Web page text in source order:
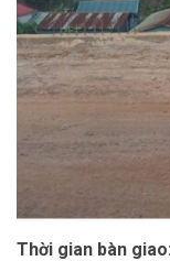
Thời gian bàn giao: